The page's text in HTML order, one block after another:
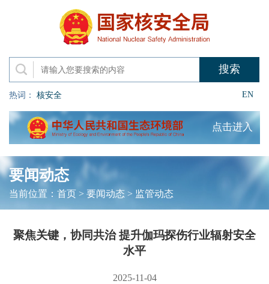
热词： 核安全 EN
点击进入
要闻动态
当前位置： 首页> 要闻动态 > 监管动态
聚焦关键，协同共治 提升伽玛探伤行业辐射安全
水平
2025-11-04